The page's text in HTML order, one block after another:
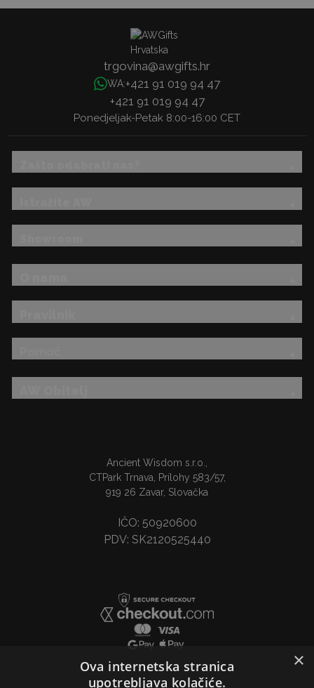
trgovina@awgifts.hr
WA:+421 91 019 94 47
+421 91 019 94 47
Ponedjeljak-Petak 8:00-16:00 CET
Ancient Wisdom s.r.o.,
CTPark Trnava, Prílohy 583/57,
919 26 Zavar, Slovačka
IČO: 50920600
PDV: SK2120525440
×
Ova internetska stranica
upotrebljava kolačiće.